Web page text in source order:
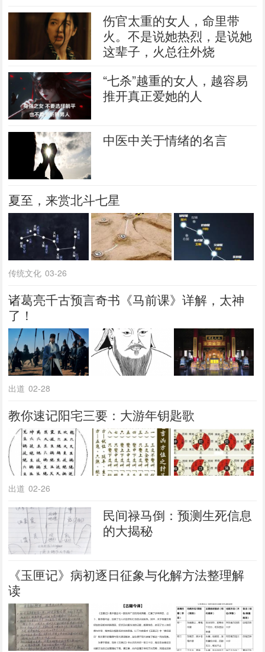
伤官太重的女人，命里带
火。不是说她热烈，是说她
这辈子，火总往外烧
“七杀”越重的女人，越容易
推开真正爱她的人
中医中关于情绪的名言
夏至，来赏北斗七星
传统文化 03-26
诸葛亮千古预言奇书《马前课》详解，太神
了！
出道 02-28
教你速记阳宅三要：大游年钥匙歌
出道 02-26
民间禄马倒：预测生死信息
的大揭秘
《玉匣记》病初逐日征象与化解方法整理解
读